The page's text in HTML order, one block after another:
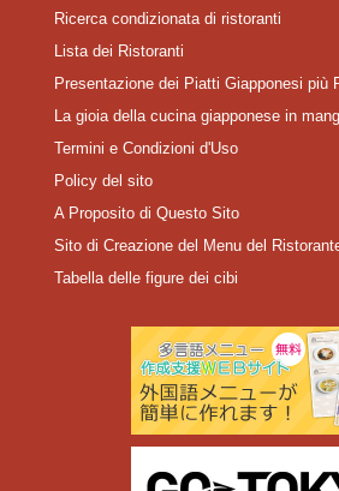
Ricerca condizionata di ristoranti
Lista dei Ristoranti
Presentazione dei Piatti Giapponesi più
La gioia della cucina giapponese in
Termini e Condizioni d'Uso
Policy del sito
A Proposito di Questo Sito
Sito di Creazione del Menu del
Tabella delle figure dei cibi